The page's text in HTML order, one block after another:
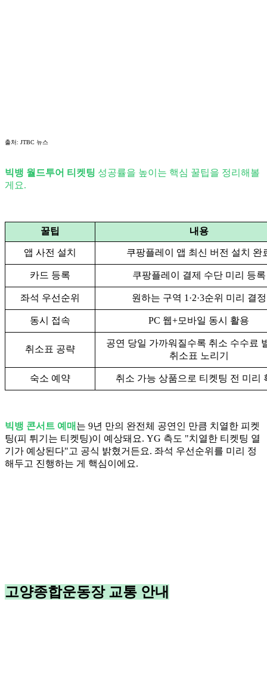
출처: JTBC 뉴스
빅뱅 월드투어 티켓팅 성공률을 높이는 핵심 꿀팁을 정리해볼
게요.
꿀팁 내용
앱 사전 설치 쿠팡플레이 앱 최신 버전 설치 완
카드 등록 쿠팡플레이 결제 수단 미리 등록
좌석 우선순위 원하는 구역 1·2·3순위 미리 결정
동시 접속 PC 웹+모바일 동시 활용
취소표 공략
공연 당일 가까워질수록 취소 수수료
취소표 노리기
숙소 예약 취소 가능 상품으로 티켓팅 전 미리
빅뱅 콘서트 예매 는 9년 만의 완전체 공연인 만큼 치열한 피켓
팅(피 튀기는 티켓팅)이 예상돼요. YG 측도 "치열한 티켓팅 열
기가 예상된다"고 공식 밝혔거든요. 좌석 우선순위를 미리 정
해두고 진행하는 게 핵심이에요.
고양종합운동장 교통 안내